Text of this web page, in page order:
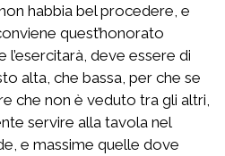
habbia bel procedere, e
quest’honorato
l’esercitarà, deve essere di
alta, che bassa, per che se
che non è veduto tra gli altri,
servire alla tavola nel
e massime quelle dove